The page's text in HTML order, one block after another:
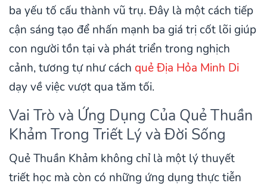
ba yếu tố cấu thành vũ trụ. Đây là một cách tiếp
cận sáng tạo để nhấn mạnh ba giá trị cốt lõi giúp
con người tồn tại và phát triển trong nghịch
cảnh, tương tự như cách quẻ Địa Hỏa Minh Di
dạy về việc vượt qua tăm tối.
Vai Trò và Ứng Dụng Của Quẻ Thuần
Khảm Trong Triết Lý và Đời Sống
Quẻ Thuần Khảm không chỉ là một lý thuyết
triết học mà còn có những ứng dụng thực tiễn